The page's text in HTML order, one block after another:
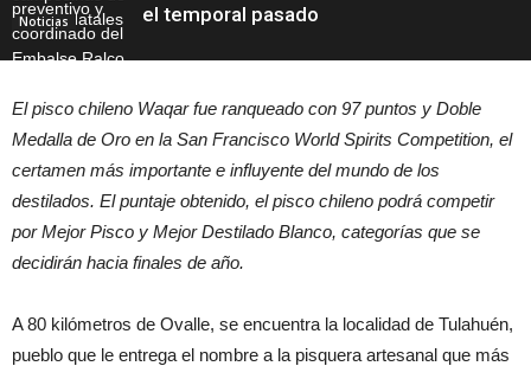
Noticias
Gestión y
Sostenibilidad
el temporal pasado
El pisco chileno Waqar fue ranqueado con 97 puntos y Doble
Medalla de Oro en la San Francisco World Spirits Competition, el
certamen más importante e influyente del mundo de los
destilados. El puntaje obtenido, el pisco chileno podrá competir
por Mejor Pisco y Mejor Destilado Blanco, categorías que se
decidirán hacia finales de año.
A 80 kilómetros de Ovalle, se encuentra la localidad de Tulahuén,
pueblo que le entrega el nombre a la pisquera artesanal que más